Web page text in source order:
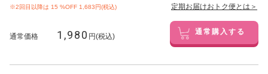
※2回目以降は 15 %OFF 1,683円(税込) 定期お届けおトク便とは＞
通常価格 1,980 円(税込) 通常購入する